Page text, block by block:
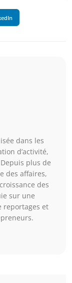
dans les
d’activité,
plus de
des affaires,
des
sur une
reportages et